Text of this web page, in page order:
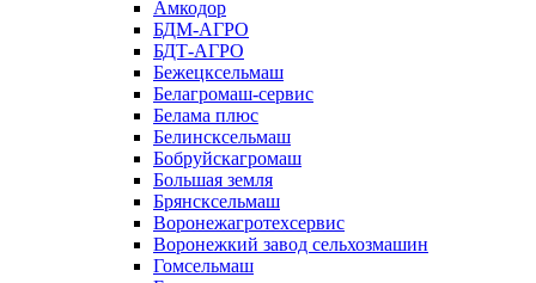
Амкодор
БДМ-АГРО
БДТ-АГРО
Бежецксельмаш
Белагромаш-сервис
Белама плюс
Белинсксельмаш
Бобруйскагромаш
Большая земля
Брянсксельмаш
Воронежагротехсервис
Воронежкий завод сельхозмашин
Гомсельмаш